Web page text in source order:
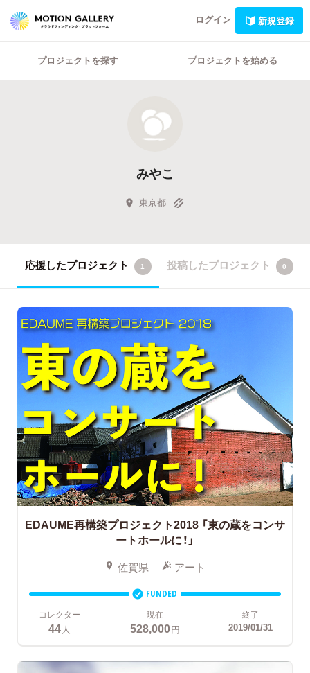
ログイン 新規登録
プロジェクトを探す プロジェクトを始める
みやこ
東京都
応援したプロジェクト 1 投稿したプロジェクト 0
EDAUME再構築プロジェクト2018 「東の蔵をコンサ
ートホールに！」
佐賀県 アート
FUNDED
コレクター
44 人
現在
528,000円
終了
2019/01/31